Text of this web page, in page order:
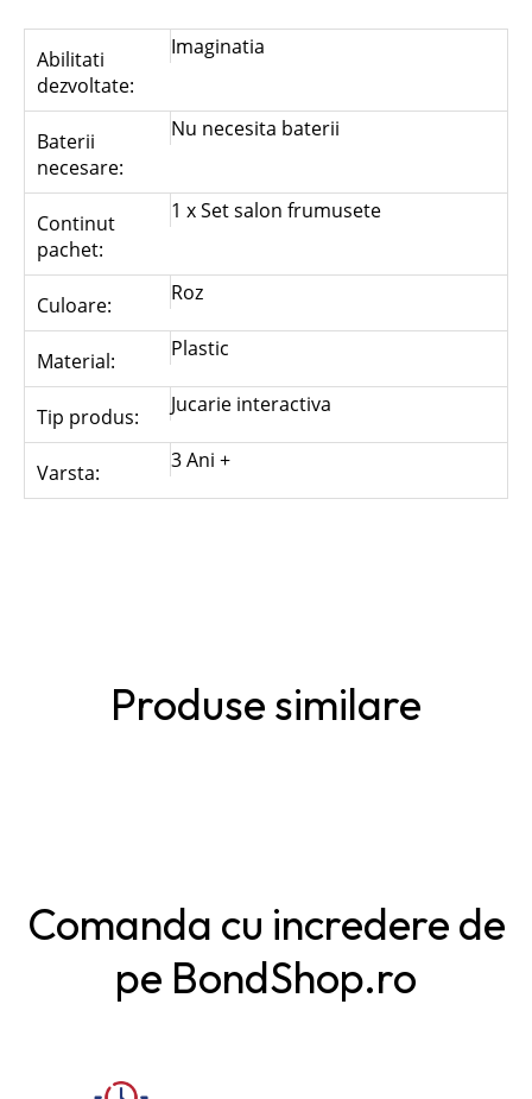
Abilitati
dezvoltate:
Imaginatia
Baterii
necesare:
Nu necesita baterii
Continut
pachet:
1 x Set salon frumusete
Culoare: Roz
Material: Plastic
Tip produs: Jucarie interactiva
Varsta: 3 Ani +
Produse similare
Comanda cu incredere de
pe BondShop.ro